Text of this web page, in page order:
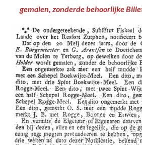
gemalen, zonderde behoorlijke